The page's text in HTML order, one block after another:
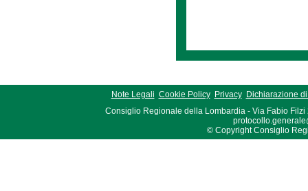
Note Legali Cookie Policy Privacy
Dichiarazione
Consiglio Regionale della Lombardia - Via Fabio Filzi
© Copyright Consiglio